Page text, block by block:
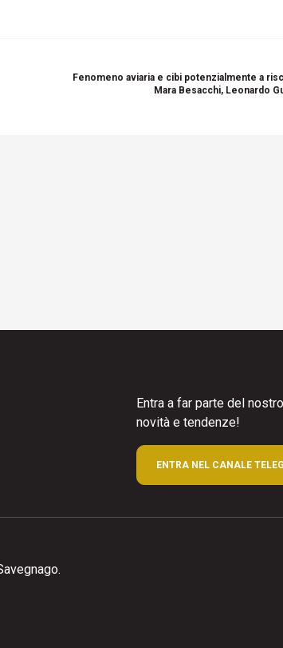
Fenomeno aviaria e cibi potenzialmente a
Mara Besacchi, Leonardo
Entra a far parte del
novità e tendenze!
ENTRA NEL CANALE